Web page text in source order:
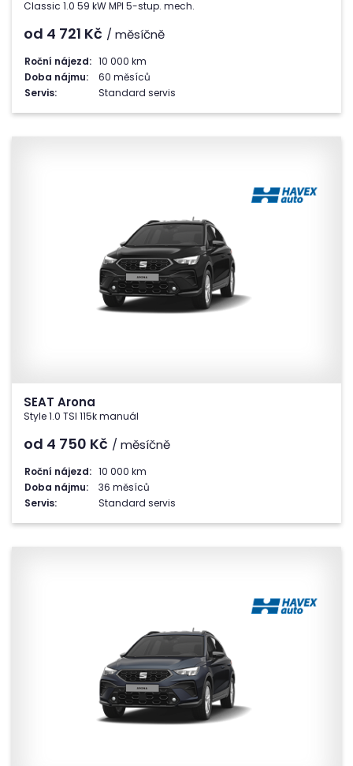
Classic 1.0 59 kW MPI 5-stup. mech.
od 4 721 Kč / měsíčně
Roční nájezd: 10 000 km
Doba nájmu:
60 měsíců
Servis:
Standard servis
SEAT Arona
Style 1.0 TSI 115k manuál
od 4 750 Kč / měsíčně
Roční nájezd: 10 000 km
Doba nájmu:
36 měsíců
Servis:
Standard servis